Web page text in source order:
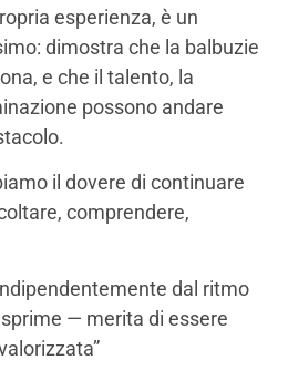
esperienza, è un
dimostra che la balbuzie
e che il talento, la
possono andare
il dovere di continuare
comprendere,
dal ritmo
— merita di essere